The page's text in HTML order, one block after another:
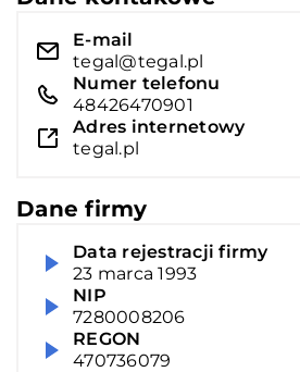
E-mail
tegal@tegal.pl
Numer telefonu
48426470901
Adres internetowy
tegal.pl
Dane firmy
Data rejestracji firmy
23 marca 1993
NIP
7280008206
REGON
470736079